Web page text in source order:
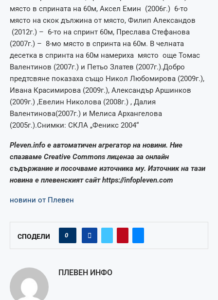
място в сприната на 60м, Аксел Емин (2006г.) 6-то
място на скок дължина от място, Филип Александов
(2012г.) – 6-то на спринт 60м, Преслава Стефанова
(2007г.) – 8-мо място в спринта на 60м. В челната
десетка в спринта на 60м намериха място още Томас
Валентинов (2007г.) и Петьо Златев (2007г.).Добро
предтсвяне показаха също Никол Любомирова (2009г.),
Ивана Красимирова (2009г.), Александър Аршинков
(2009г.) ,Евелин Николова (2008г.) , Далия
Валентинова(2007г.) и Мелиса Архангелова
(2005г.).Снимки: СКЛА „Феникс 2004“
Pleven.info е автоматичен агрегатор на новини. Ние
спазваме Creative Commons лиценза за онлайн
съдържание и посочваме източника му. Източник на тази
новина е плевенският сайт https://infopleven.com
новини от Плевен
СПОДЕЛИ 0
ПЛЕВЕН ИНФО